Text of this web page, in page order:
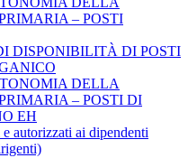
– POSTI
DISPONIBILITÀ DI POSTI
DELLA
– POSTI DI
EH
autorizzati ai dipendenti